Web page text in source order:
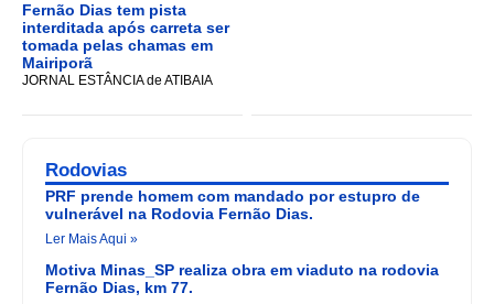
Fernão Dias tem pista
interditada após carreta ser
tomada pelas chamas em
Mairiporã
JORNAL ESTÂNCIA de ATIBAIA
Rodovias
PRF prende homem com mandado por estupro de
vulnerável na Rodovia Fernão Dias.
Ler Mais Aqui »
Motiva Minas_SP realiza obra em viaduto na rodovia
Fernão Dias, km 77.